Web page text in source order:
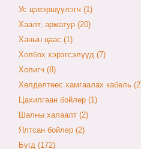
Ус цэвэршүүлэгч (1)
Хаалт, арматур (20)
Ханын цаас (1)
Холбох хэрэгсэлүүд (7)
Холигч (8)
Хөлдөлтөөс хамгаалах кабель
Цахилгаан бойлер (1)
Шалны халаалт (2)
Ялтсан бойлер (2)
Бүгд (172)